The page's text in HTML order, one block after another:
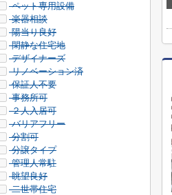
ペット専用設備
楽器相談
陽当り良好
閑静な住宅地
デザイナーズ
リノベーション済
保証人不要
事務所可
２人入居可
バリアフリー
分割可
分譲タイプ
管理人常駐
眺望良好
二世帯住宅